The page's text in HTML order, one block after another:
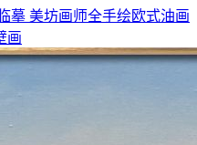
摹 美坊画师全手绘欧式油画
画